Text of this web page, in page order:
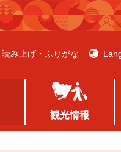
読み上げ・ふりがな
観光情報